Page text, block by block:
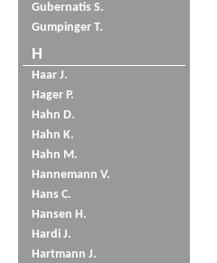
Gubernatis S.
Gumpinger T.
H
Haar J.
Hager P.
Hahn D.
Hahn K.
Hahn M.
Hannemann V.
Hans C.
Hansen H.
Hardi J.
Hartmann J.